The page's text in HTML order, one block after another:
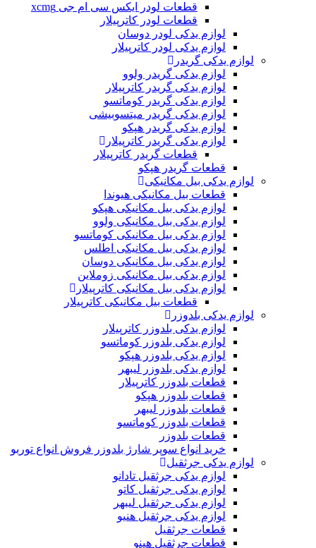
قطعات لودر ایکس سی ام جی xcmg
قطعات لودر کاترپیلار
لوازم یدکی لودر دوسان
لوازم یدکی لودر کاترپیلار
لوازم یدکی گریدر
لوازم یدکی گریدر ولوو
لوازم یدکی گریدر کاترپیلار
لوازم یدکی گریدر کوماتسو
لوازم یدکی گریدر میتسوبیشی
لوازم یدکی گریدر هپکو
لوازم یدکی گریدر کاترپیلار
قطعات گریدر کاترپیلار
قطعات گریدر هپکو
لوازم یدکی بیل مکانیکی
قطعات بیل مکانیکی هیوندا
لوازم یدکی بیل مکانیکی هپکو
لوازم یدکی بیل مکانیکی ولوو
لوازم یدکی بیل مکانیکی کوماتسو
لوازم یدکی بیل مکانیکی اطلس
لوازم یدکی بیل مکانیکی دوسان
لوازم یدکی بیل مکانیکی زوملاین
لوازم یدکی بیل مکانیکی کاترپیلار
قطعات بیل مکانیکی کاترپیلار
لوازم یدکی بلدوزر
لوازم یدکی بلدوزر کاترپیلار
لوازم یدکی بلدوزر کوماتسو
لوازم یدکی بلدوزر هپکو
لوازم یدکی بلدوزر لیبهر
قطعات بلدوزر کاترپیلار
قطعات بلدوزر هپکو
قطعات بلدوزر لیبهر
قطعات بلدوزر کوماتسو
قطعات بلدوزر
خرید انواع سوپر شارژ بلدوزر فروش انواع توربو
لوازم یدکی جرثقیل
لوازم یدکی جرثقیل تادانو
لوازم یدکی جرثقیل کاتو
لوازم یدکی جرثقیل لیبهر
لوازم یدکی جرثقیل هنیو
قطعات جرثقیل
قطعات جرثقیل هینو